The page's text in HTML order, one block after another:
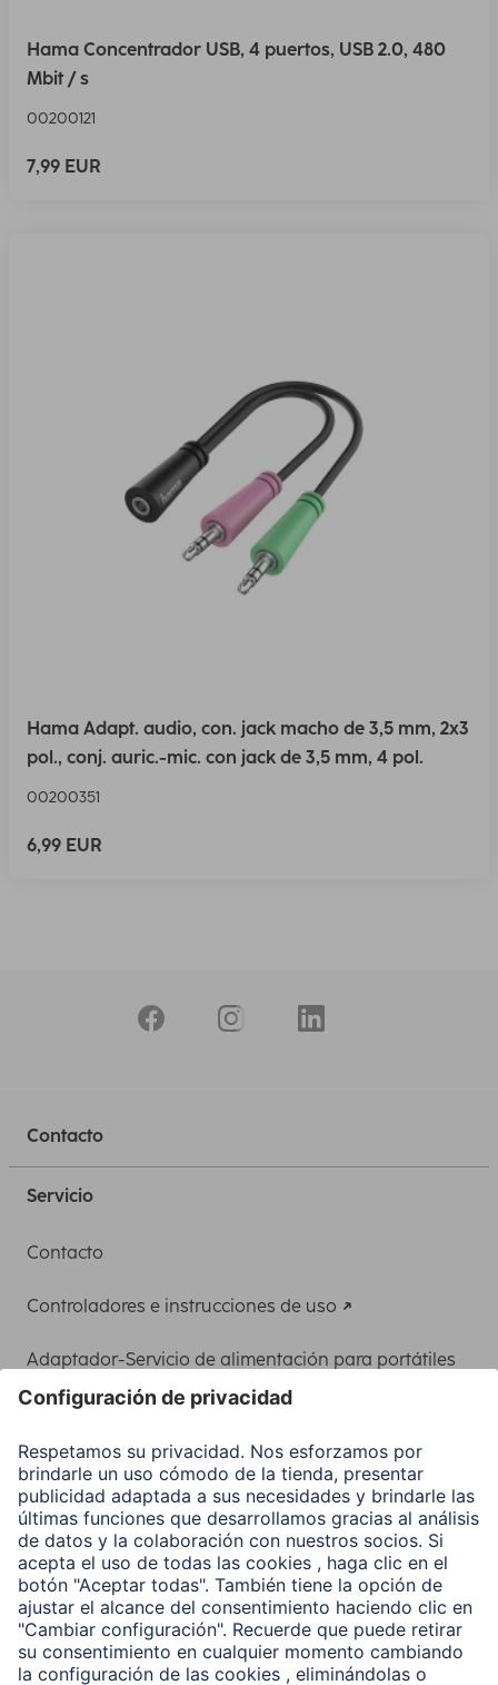
Hama Concentrador USB, 4 puertos, USB 2.0, 480
Mbit / s
00200121
7,99 EUR
Hama Adapt. audio, con. jack macho de 3,5 mm, 2x3
pol., conj. auric.-mic. con jack de 3,5 mm, 4 pol.
00200351
6,99 EUR
Contacto
Servicio
Contacto
Controladores e instrucciones de uso
Adaptador-Servicio de alimentación para portátiles
Clientes online
Conviértete en distribuidor
Compañía
Historia de la empresa